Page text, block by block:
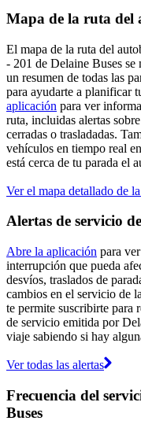
Mapa de la ruta del
El mapa de la ruta del
- 201 de Delaine Buses se
un resumen de todas las
para ayudarte a planificar
aplicación para ver
ruta, incluidas alertas
cerradas o trasladadas.
vehículos en tiempo real
está cerca de tu parada el
Ver el mapa detallado de
Alertas de servicio
Abre la aplicación para
interrupción que pueda
desvíos, traslados de
cambios en el servicio de
te permite suscribirte para
de servicio emitida por
viaje sabiendo si hay
Ver todas las alertas
Frecuencia del
Buses